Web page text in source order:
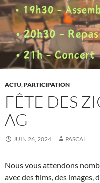
ACTU,PARTICIPATION
FÊTE DES
AG
JUIN 26, 2024 PASCAL
Nous vous attendons
avec des films, des images,